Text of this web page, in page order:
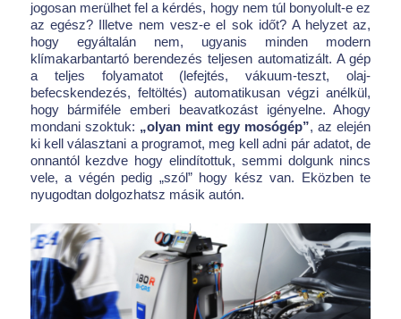
jogosan merülhet fel a kérdés, hogy nem túl bonyolult-e ez
az egész? Illetve nem vesz-e el sok időt? A helyzet az,
hogy egyáltalán nem, ugyanis minden modern
klímakarbantartó berendezés teljesen automatizált. A gép
a teljes folyamatot (lefejtés, vákuum-teszt, olaj-
befecskendezés, feltöltés) automatikusan végzi anélkül,
hogy bármiféle emberi beavatkozást igényelne. Ahogy
mondani szoktuk: „olyan mint egy mosógép”, az elején
ki kell választani a programot, meg kell adni pár adatot, de
onnantól kezdve hogy elindítottuk, semmi dolgunk nincs
vele, a végén pedig „szól” hogy kész van. Eközben te
nyugodtan dolgozhatsz másik autón.